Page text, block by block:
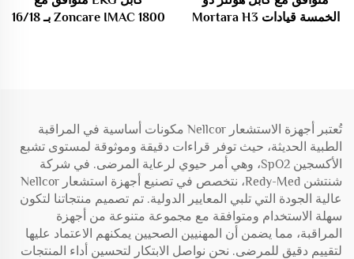
الخمسة قيادات Mortara H3
Zoncare IMAC 1800 بـ 16/18
تُعتبر أجهزة الاستشعار Nellcor مكونات أساسية في المراقبة
الطبية الحديثة، حيث توفر قراءات دقيقة وموثوقة لمستوى تشبع
الأكسجين SpO2، وهي أمر حيوي لرعاية المرضى. في شركة
شنتشن Redy-Med، نتخصص في تصنيع أجهزة استشعار Nellcor
عالية الجودة التي تلبي المعايير الدولية. تم تصميم منتجاتنا لتكون
سهلة الاستخدام ومتوافقة مع مجموعة متنوعة من أجهزة
المراقبة، مما يضمن أن المهنيين الصحيين يمكنهم الاعتماد عليها
لتقييم دقيق للمرضى. نحن نواصل الابتكار لتحسين أداء المنتجات